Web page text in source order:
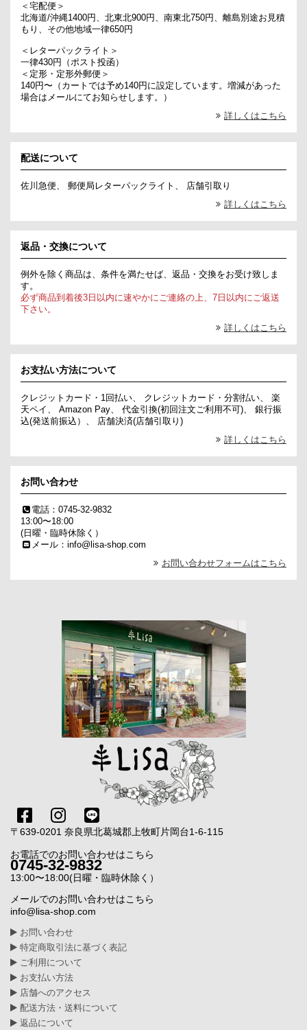
＜宅配便＞
北海道/沖縄1400円、北東北900円、南東北750円、離島別途お見積
もり、その他地域一律650円
＜レターパックライト＞
一律430円（ポスト投函）
＜定形・定形外郵便＞
140円〜（カートでは予め140円に設定しています。増減があった
場合はメールにてお知らせします。）
詳しくはこちら
配送について
佐川急便、 郵便局レターパックライト、 店舗引取り
詳しくはこちら
返品・交換について
例外を除く商品は、条件を満たせば、返品・交換をお受け致しま
す。
必ず商品到着後3日以内に速やかにご連絡の上、7日以内にご返送
下さい。
詳しくはこちら
お支払い方法について
クレジットカード・1回払い、 クレジットカード・分割払い、 楽
天ペイ、 Amazon Pay、 代金引換(初回注文ご利用不可)、 銀行振
込(発送前振込）、 店舗決済(店舗引取り)
詳しくはこちら
お問い合わせ
電話：0745-32-9832
13:00〜18:00
(日曜・臨時休除く）
メール：info@lisa-shop.com
お問い合わせフォームはこちら
〒639-0201 奈良県北葛城郡上牧町片岡台1-6-115
お電話でのお問い合わせはこちら
0745-32-9832
13:00〜18:00(日曜・臨時休除く）
メールでのお問い合わせはこちら
info@lisa-shop.com
お問い合わせ
特定商取引法に基づく表記
ご利用について
お支払い方法
店舗へのアクセス
配送方法・送料について
返品について